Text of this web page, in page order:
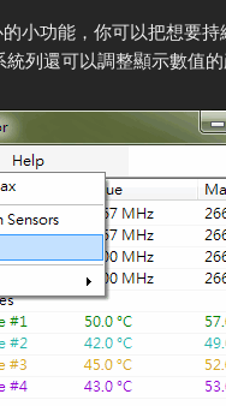
小功能，你可以把想要
統列還可以調整顯示數值